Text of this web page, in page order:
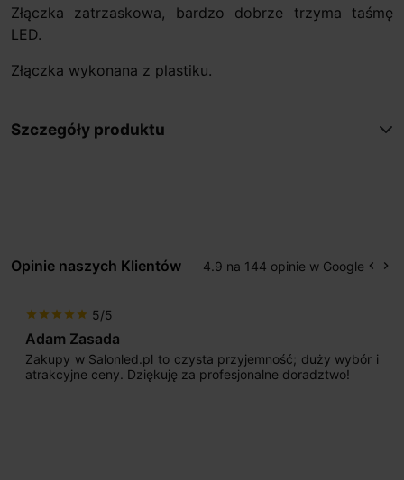
Złączka zatrzaskowa, bardzo dobrze trzyma taśmę
LED.
Złączka wykonana z plastiku.
Szczegóły produktu
Opinie naszych Klientów 4.9 na 144 opinie w Google keyboard_arrow_left keyboard_arrow_right
star star star star star 5/5
Adam Zasada
Zakupy w Salonled.pl to czysta przyjemność; duży wybór i
atrakcyjne ceny. Dziękuję za profesjonalne doradztwo!